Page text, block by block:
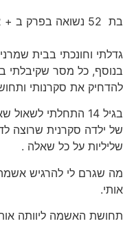
בת 52 נשואה בפרק ב + 2 בנות מקסימות.
גדלתי וחונכתי בבית
בנוסף, כל מסר שקיבלתי
להדחיק את סקרנותי
בגיל 14 התחלתי
של ילדה סקרנית שרוצה
שליליות על כל שאלה .
מה שגרם לי להרגיש
אותי.
תחושת האשמה ליוותה